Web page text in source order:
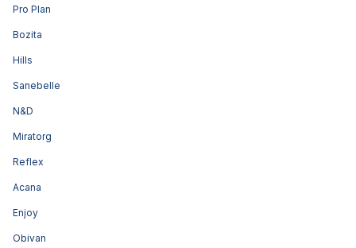
Pro Plan
Bozita
Hills
Sanebelle
N&D
Miratorg
Reflex
Acana
Enjoy
Obivan